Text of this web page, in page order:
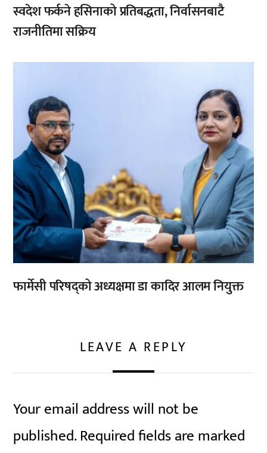
स्वदेश फर्कने हसिनाको प्रतिबद्धता, निर्वासनबाटै
राजनीतिमा सक्रिय
,
फार्मेसी परिषद्को अध्यक्षमा डा कादिर आलम नियुक्त
LEAVE A REPLY
Your email address will not be
published.Required fields are marked